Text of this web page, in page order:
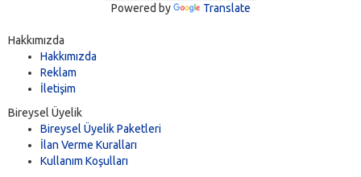
Powered by Translate
Hakkımızda
Hakkımızda
Reklam
İletişim
Bireysel Üyelik
Bireysel Üyelik Paketleri
İlan Verme Kuralları
Kullanım Koşulları